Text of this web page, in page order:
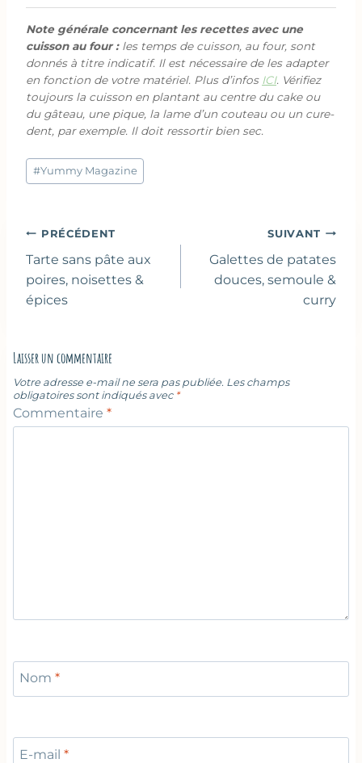
Note générale concernant les recettes avec une
cuisson au four :les temps de cuisson, au four, sont
donnés à titre indicatif. Il est nécessaire de les adapter
en fonction de votre matériel. Plus d’infos ICI. Vérifiez
toujours la cuisson en plantant au centre du cake ou
du gâteau, une pique, la lame d’un couteau ou un cure-
dent, par exemple. Il doit ressortir bien sec.
Étiquettes
de
#Yummy Magazine
Navigation
de
l’article
PRÉCÉDENT
Tarte sans pâte aux
poires, noisettes &
épices
SUIVANT
Galettes de patates
douces, semoule &
curry
Laisser un commentaire
Votre adresse e-mail ne sera pas publiée. Les champs
obligatoires sont indiqués avec *
Commentaire *
Nom *
E-mail *